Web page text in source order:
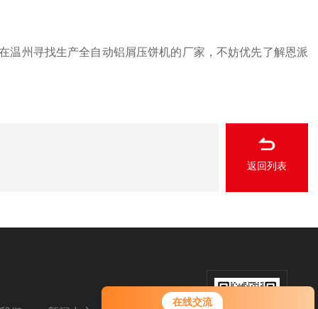
在线交流
温州寻找生产全自动铝屑压饼机的厂家，不妨优先了解恩派
返回列表